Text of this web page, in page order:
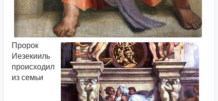
Пророк
Иезекииль
происходил
из семьи